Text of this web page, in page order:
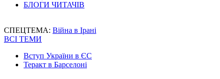
БЛОГИ ЧИТАЧІВ
СПЕЦТЕМА: Війна в Ірані
ВСІ ТЕМИ
Вступ України в ЄС
Теракт в Барселоні